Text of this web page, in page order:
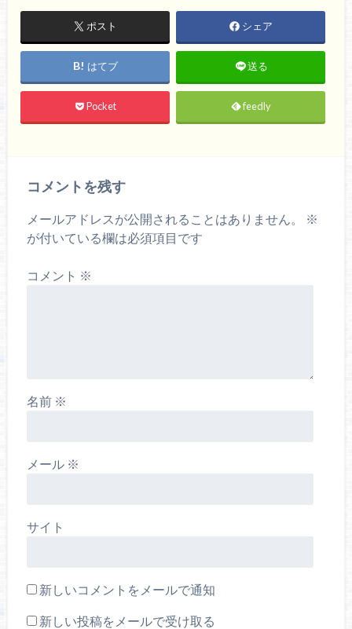
ポスト シェア
はてブ 送る
Pocket feedly
コメントを残す
メールアドレスが公開されることはありません。
※
が付いている欄は必須項目です
コメント ※
名前 ※
メール ※
サイト
新しいコメントをメールで通知
新しい投稿をメールで受け取る